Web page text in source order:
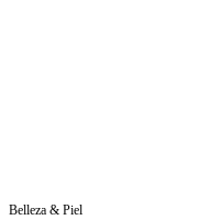
Belleza & Piel